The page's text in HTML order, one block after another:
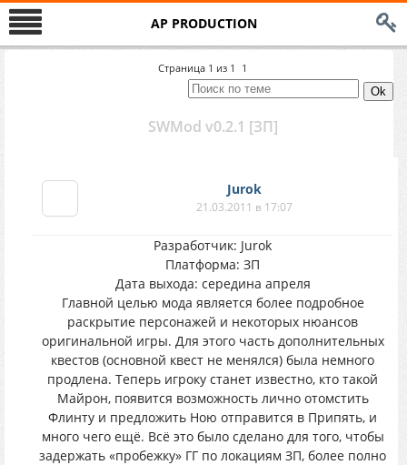
AP PRODUCTION
Страница 1 из 1 1
SWMod v0.2.1 [ЗП]
Jurok
21.03.2011 в 17:07
Разработчик: Jurok
Платформа: ЗП
Дата выхода: середина апреля
Главной целью мода является более подробное
раскрытие персонажей и некоторых нюансов
оригинальной игры. Для этого часть дополнительных
квестов (основной квест не менялся) была немного
продлена. Теперь игроку станет известно, кто такой
Майрон, появится возможность лично отомстить
Флинту и предложить Ною отправится в Припять, и
много чего ещё. Всё это было сделано для того, чтобы
задержать «пробежку» ГГ по локациям ЗП, более полно